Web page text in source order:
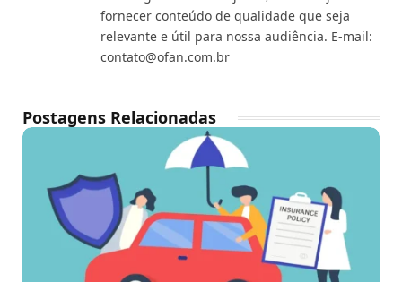
fornecer conteúdo de qualidade que seja
relevante e útil para nossa audiência. E-mail:
contato@ofan.com.br
Postagens Relacionadas